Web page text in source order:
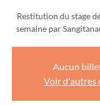
Restitution du stage
semaine par
Aucun
Voir d'autres